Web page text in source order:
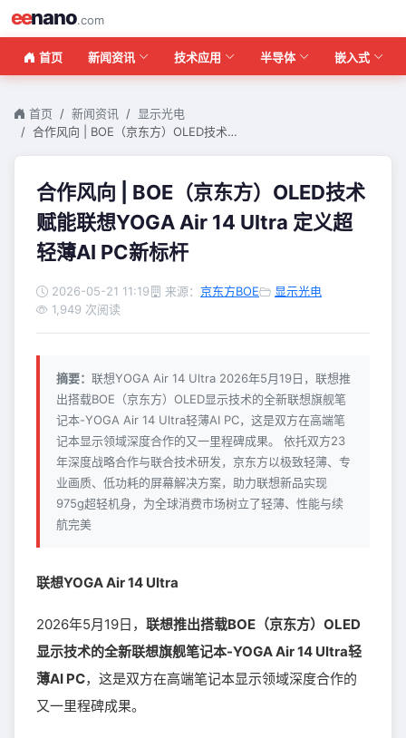
eenano.com
首页 新闻资讯 技术应用 半导体 嵌入式
首页 新闻资讯
显示光电
合作风向 | BOE（京东方）OLED技术…
合作风向 | BOE（京东方）OLED技术
赋能联想YOGA Air 14 Ultra 定义超
轻薄AI PC新标杆
2026-05-21 11:19 来源： 京东方BOE
显示光电
1,949 次阅读
摘要： 联想YOGA Air 14 Ultra 2026年5月19日，联想推
出搭载BOE（京东方）OLED显示技术的全新联想旗舰笔
记本-YOGA Air 14 Ultra轻薄AI PC，这是双方在高端笔
记本显示领域深度合作的又一里程碑成果。 依托双方23
年深度战略合作与联合技术研发，京东方以极致轻薄、专
业画质、低功耗的屏幕解决方案，助力联想新品实现
975g超轻机身，为全球消费市场树立了轻薄、性能与续
航完美
联想YOGA Air 14 Ultra
2026年5月19日， 联想推出搭载BOE（京东方）OLED
显示技术的全新联想旗舰笔记本-YOGA Air 14 Ultra轻
薄AI PC，这是双方在高端笔记本显示领域深度合作的
又一里程碑成果。